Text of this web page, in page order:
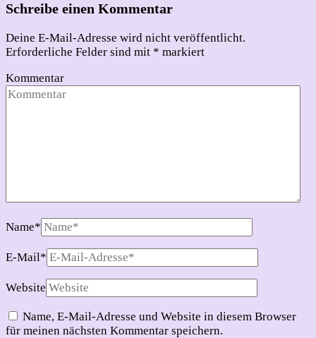
Schreibe einen Kommentar
Deine E-Mail-Adresse wird nicht veröffentlicht.
Erforderliche Felder sind mit * markiert
Kommentar
Name*
E-Mail*
Website
Name, E-Mail-Adresse und Website in diesem Browser
für meinen nächsten Kommentar speichern.